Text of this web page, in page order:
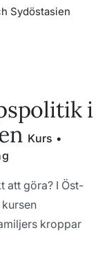
Sydöstasien
i
Kurs •
att göra? I Öst-
kroppar